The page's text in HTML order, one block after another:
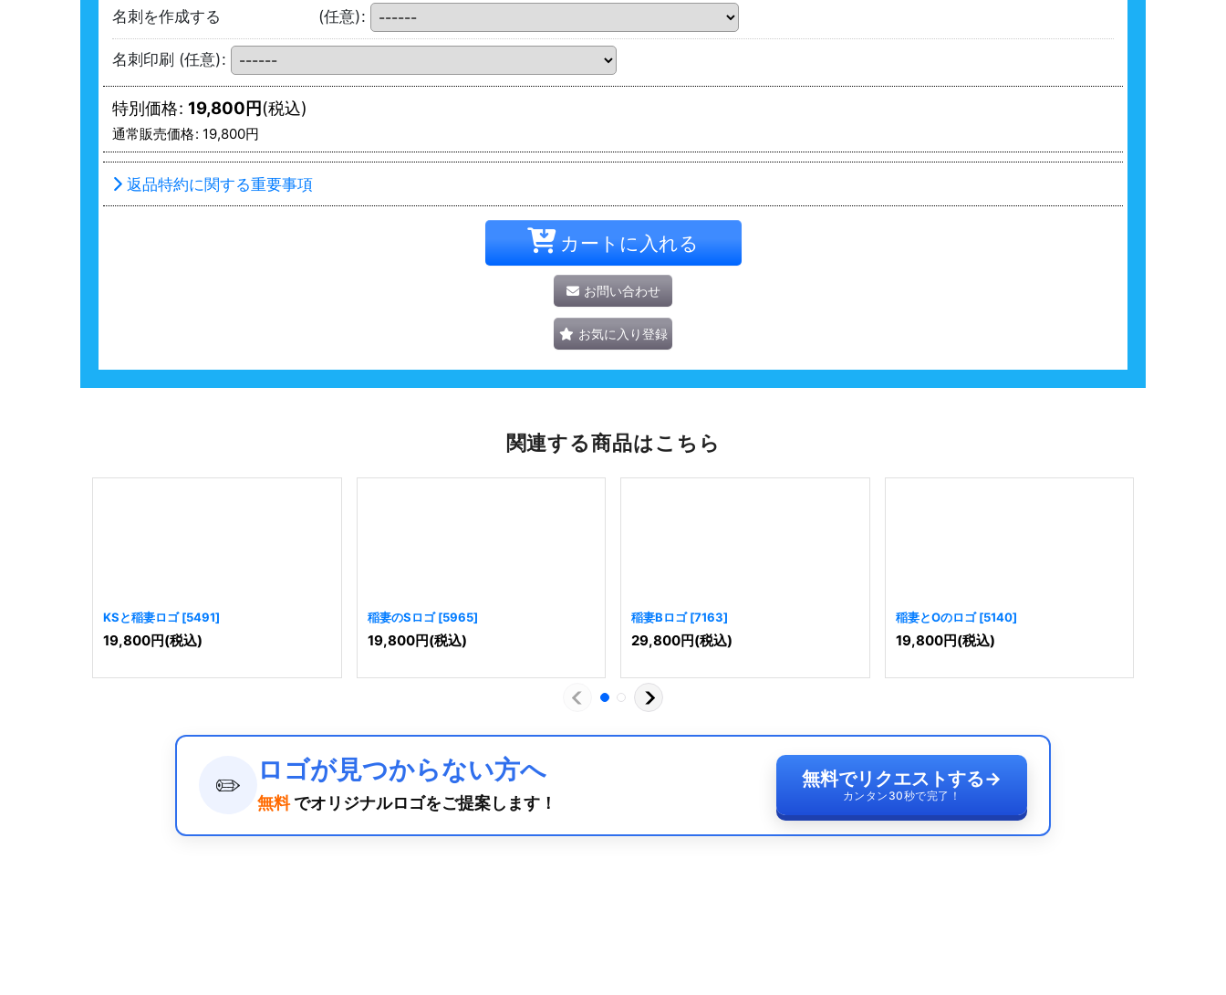
名刺を作成する (任意):
名刺印刷 (任意):
特別価格: 19,800円(税込)
通常販売価格: 19,800円
返品特約に関する重要事項
カートに入れる
お問い合わせ
お気に入り登録
関連する商品はこちら
KSと稲妻ロゴ [5491]
19,800円(税込)
稲妻のSロゴ [5965]
19,800円(税込)
稲妻Bロゴ [7163]
29,800円(税込)
稲妻とOのロゴ [5140]
19,800円(税込)
✏️
ロゴが見つからない方へ
無料 でオリジナルロゴをご提案します！
無料でリクエストする→
カンタン30秒で完了！